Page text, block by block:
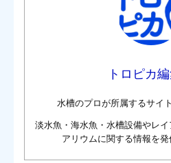
トロピカ
水槽のプロが所属するサイ
淡水魚・海水魚・水槽設備やレ
アリウムに関する情報を発